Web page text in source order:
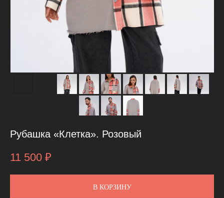
Рубашка «Клетка». Розовый
11 500 ₽
В КОРЗИНУ